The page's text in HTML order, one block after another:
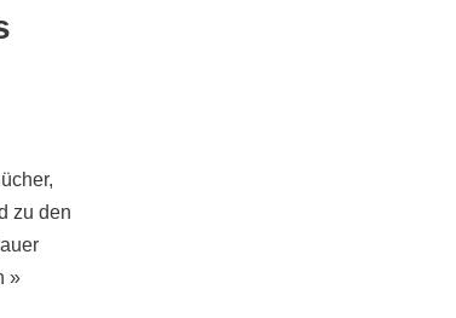
zu den
»